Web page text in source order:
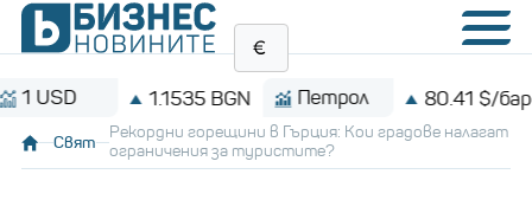
1.1535 BGN Петрол 80.41 $/барел
Свят
Рекордни горещини в Гърция: Кои градове налагат
ограничения за туристите?